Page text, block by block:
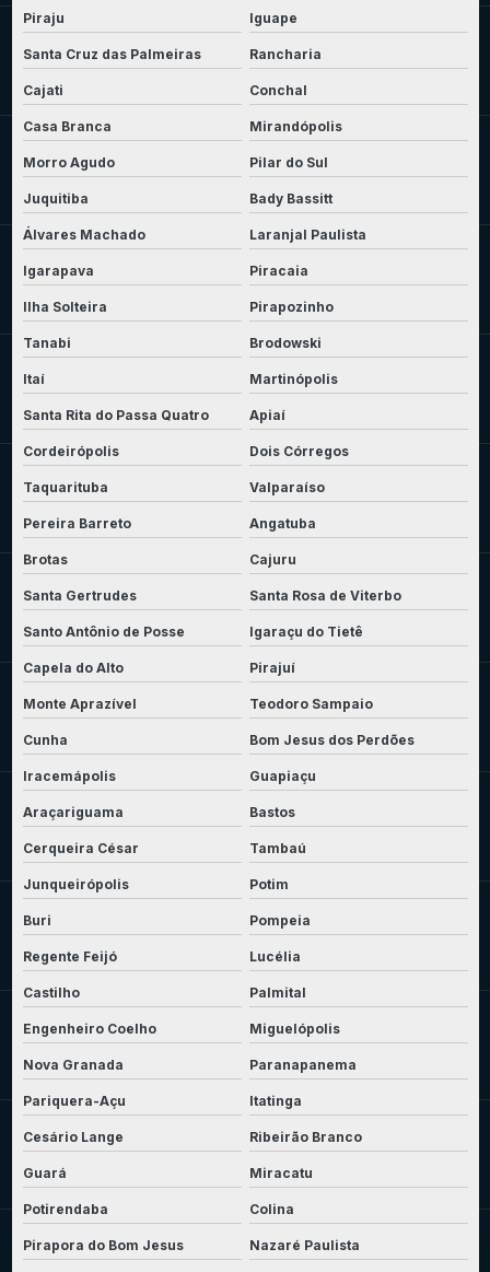
Piraju Iguape
Santa Cruz das Palmeiras Rancharia
Cajati Conchal
Casa Branca Mirandópolis
Morro Agudo Pilar do Sul
Juquitiba Bady Bassitt
Álvares Machado Laranjal Paulista
Igarapava Piracaia
Ilha Solteira Pirapozinho
Tanabi Brodowski
Itaí Martinópolis
Santa Rita do Passa Quatro Apiaí
Cordeirópolis Dois Córregos
Taquarituba Valparaíso
Pereira Barreto Angatuba
Brotas Cajuru
Santa Gertrudes Santa Rosa de Viterbo
Santo Antônio de Posse Igaraçu do Tietê
Capela do Alto Pirajuí
Monte Aprazível Teodoro Sampaio
Cunha Bom Jesus dos Perdões
Iracemápolis Guapiaçu
Araçariguama Bastos
Cerqueira César Tambaú
Junqueirópolis Potim
Buri Pompeia
Regente Feijó Lucélia
Castilho Palmital
Engenheiro Coelho Miguelópolis
Nova Granada Paranapanema
Pariquera-Açu Itatinga
Cesário Lange Ribeirão Branco
Guará Miracatu
Potirendaba Colina
Pirapora do Bom Jesus Nazaré Paulista